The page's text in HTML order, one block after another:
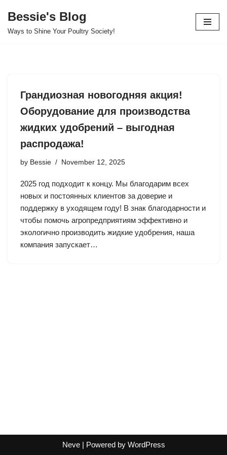
Skip
Bessie's Blog
Ways to Shine Your Poultry Society!
Грандиозная новогодняя акция!
Оборудование для производства
жидких удобрений – выгодная
распродажа!
by Bessie November 12, 2025
2025 год подходит к концу. Мы благодарим всех
новых и постоянных клиентов за доверие и
поддержку в уходящем году! В знак благодарности и
чтобы помочь агропредприятиям эффективно и
экологично производить жидкие удобрения, наша
компания запускает…
Neve| Powered by WordPress